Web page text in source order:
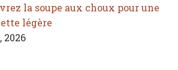
la soupe aux choux pour une
légère
2026